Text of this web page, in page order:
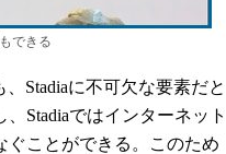
できる
Stadiaに不可欠な要素だと
Stadiaではインターネット
ぐことができる。このため